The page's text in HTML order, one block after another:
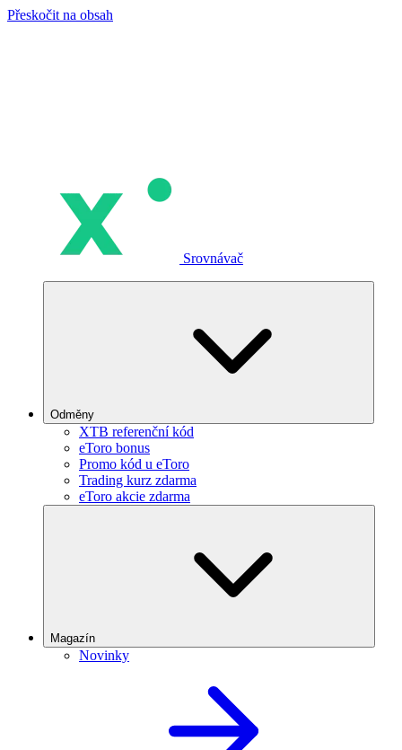
Přeskočit na obsah
Srovnávač
Odměny
XTB referenční kód
eToro bonus
Promo kód u eToro
Trading kurz zdarma
eToro akcie zdarma
Magazín
Novinky